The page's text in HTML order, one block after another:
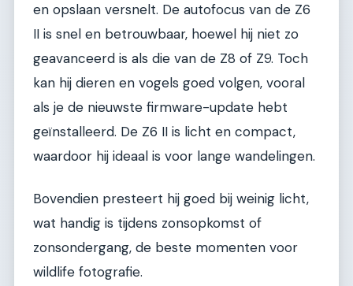
en opslaan versnelt. De autofocus van de Z6
II is snel en betrouwbaar, hoewel hij niet zo
geavanceerd is als die van de Z8 of Z9. Toch
kan hij dieren en vogels goed volgen, vooral
als je de nieuwste firmware-update hebt
geïnstalleerd. De Z6 II is licht en compact,
waardoor hij ideaal is voor lange wandelingen.
Bovendien presteert hij goed bij weinig licht,
wat handig is tijdens zonsopkomst of
zonsondergang, de beste momenten voor
wildlife fotografie.